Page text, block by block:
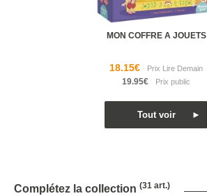
MON COFFRE A JOUETS
18.15€
19.95€
Complétez la collection (31 art.)